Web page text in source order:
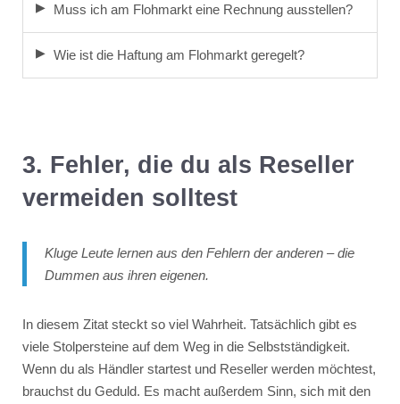
Muss ich am Flohmarkt eine Rechnung ausstellen?
Wie ist die Haftung am Flohmarkt geregelt?
3. Fehler, die du als Reseller
vermeiden solltest
Kluge Leute lernen aus den Fehlern der anderen – die
Dummen aus ihren eigenen.
In diesem Zitat steckt so viel Wahrheit. Tatsächlich gibt es
viele Stolpersteine auf dem Weg in die Selbstständigkeit.
Wenn du als Händler startest und Reseller werden möchtest,
brauchst du Geduld. Es macht außerdem Sinn, sich mit den